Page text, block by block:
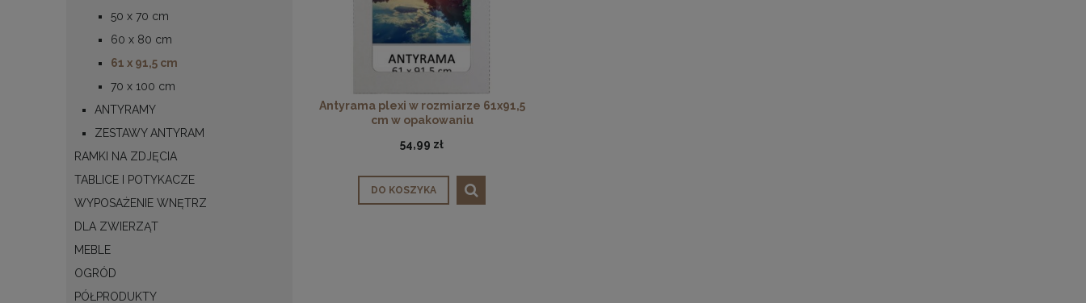
50 x 70 cm
60 x 80 cm
61 x 91,5 cm
70 x 100 cm
ANTYRAMY
ZESTAWY ANTYRAM
RAMKI NA ZDJĘCIA
TABLICE I POTYKACZE
WYPOSAŻENIE WNĘTRZ
DLA ZWIERZĄT
MEBLE
OGRÓD
PÓŁPRODUKTY
Antyrama plexi w rozmiarze 61x91,5
cm w opakowaniu
54,99 zł
DO KOSZYKA